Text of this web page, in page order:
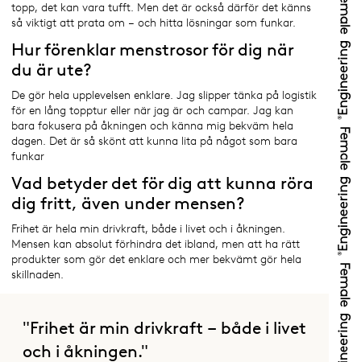
topp, det kan vara tufft. Men det är också därför det känns
så viktigt att prata om – och hitta lösningar som funkar.
Hur förenklar menstrosor för dig när
du är ute?
De gör hela upplevelsen enklare. Jag slipper tänka på logistik
för en lång topptur eller när jag är och campar. Jag kan
bara fokusera på åkningen och känna mig bekväm hela
dagen. Det är så skönt att kunna lita på något som bara
funkar
Vad betyder det för dig att kunna röra
dig fritt, även under mensen?
Frihet är hela min drivkraft, både i livet och i åkningen.
Mensen kan absolut förhindra det ibland, men att ha rätt
produkter som gör det enklare och mer bekvämt gör hela
skillnaden.
"Frihet är min drivkraft – både i livet
och i åkningen."